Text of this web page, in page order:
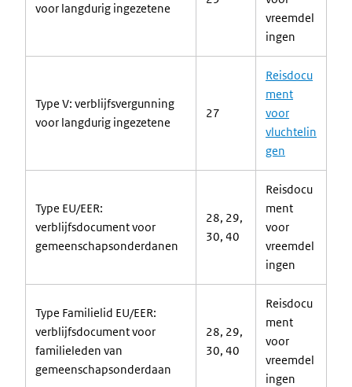
voor langdurig ingezetene
vreemdel
ingen
Type V: verblijfsvergunning
voor langdurig ingezetene
27
Reisdocu
ment
voor
vluchtelin
gen
Type EU/EER:
verblijfsdocument voor
gemeenschapsonderdanen
28, 29,
30, 40
Reisdocu
ment
voor
vreemdel
ingen
Type Familielid EU/EER:
verblijfsdocument voor
familieleden van
gemeenschapsonderdaan
28, 29,
30, 40
Reisdocu
ment
voor
vreemdel
ingen